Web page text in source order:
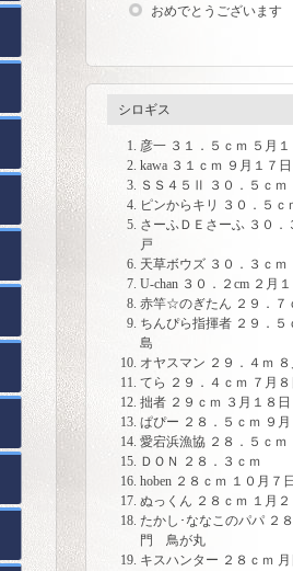
おめでとうございます
シロギス
彦一 ３１．５ｃｍ ５月
kawa ３１ｃｍ ９月１７
ＳＳ４５Ⅱ ３０．５ｃｍ
ピンからキリ ３０．５ｃ
さーふＤＥさーふ ３０
戸
天草ボウズ ３０．３ｃ
U-chan ３０．２cm ２月
赤竿☆のぎたん ２９．７
ちんぴら指揮者 ２９．
島
オヤスマン ２９．４ｍ
てら ２９．４ｃｍ ７月
拙者 ２９ｃｍ ３月１８
ぱぴー ２８．５ｃｍ ９
愛宕浜漁協 ２８．５ｃｍ
ＤＯＮ ２８．３ｃｍ
hoben ２８ｃｍ １０月７
ぬっくん ２８ｃｍ １月
たかし･ななこのパパ ２
門 鳥が丸
キスハンター ２８ｃｍ